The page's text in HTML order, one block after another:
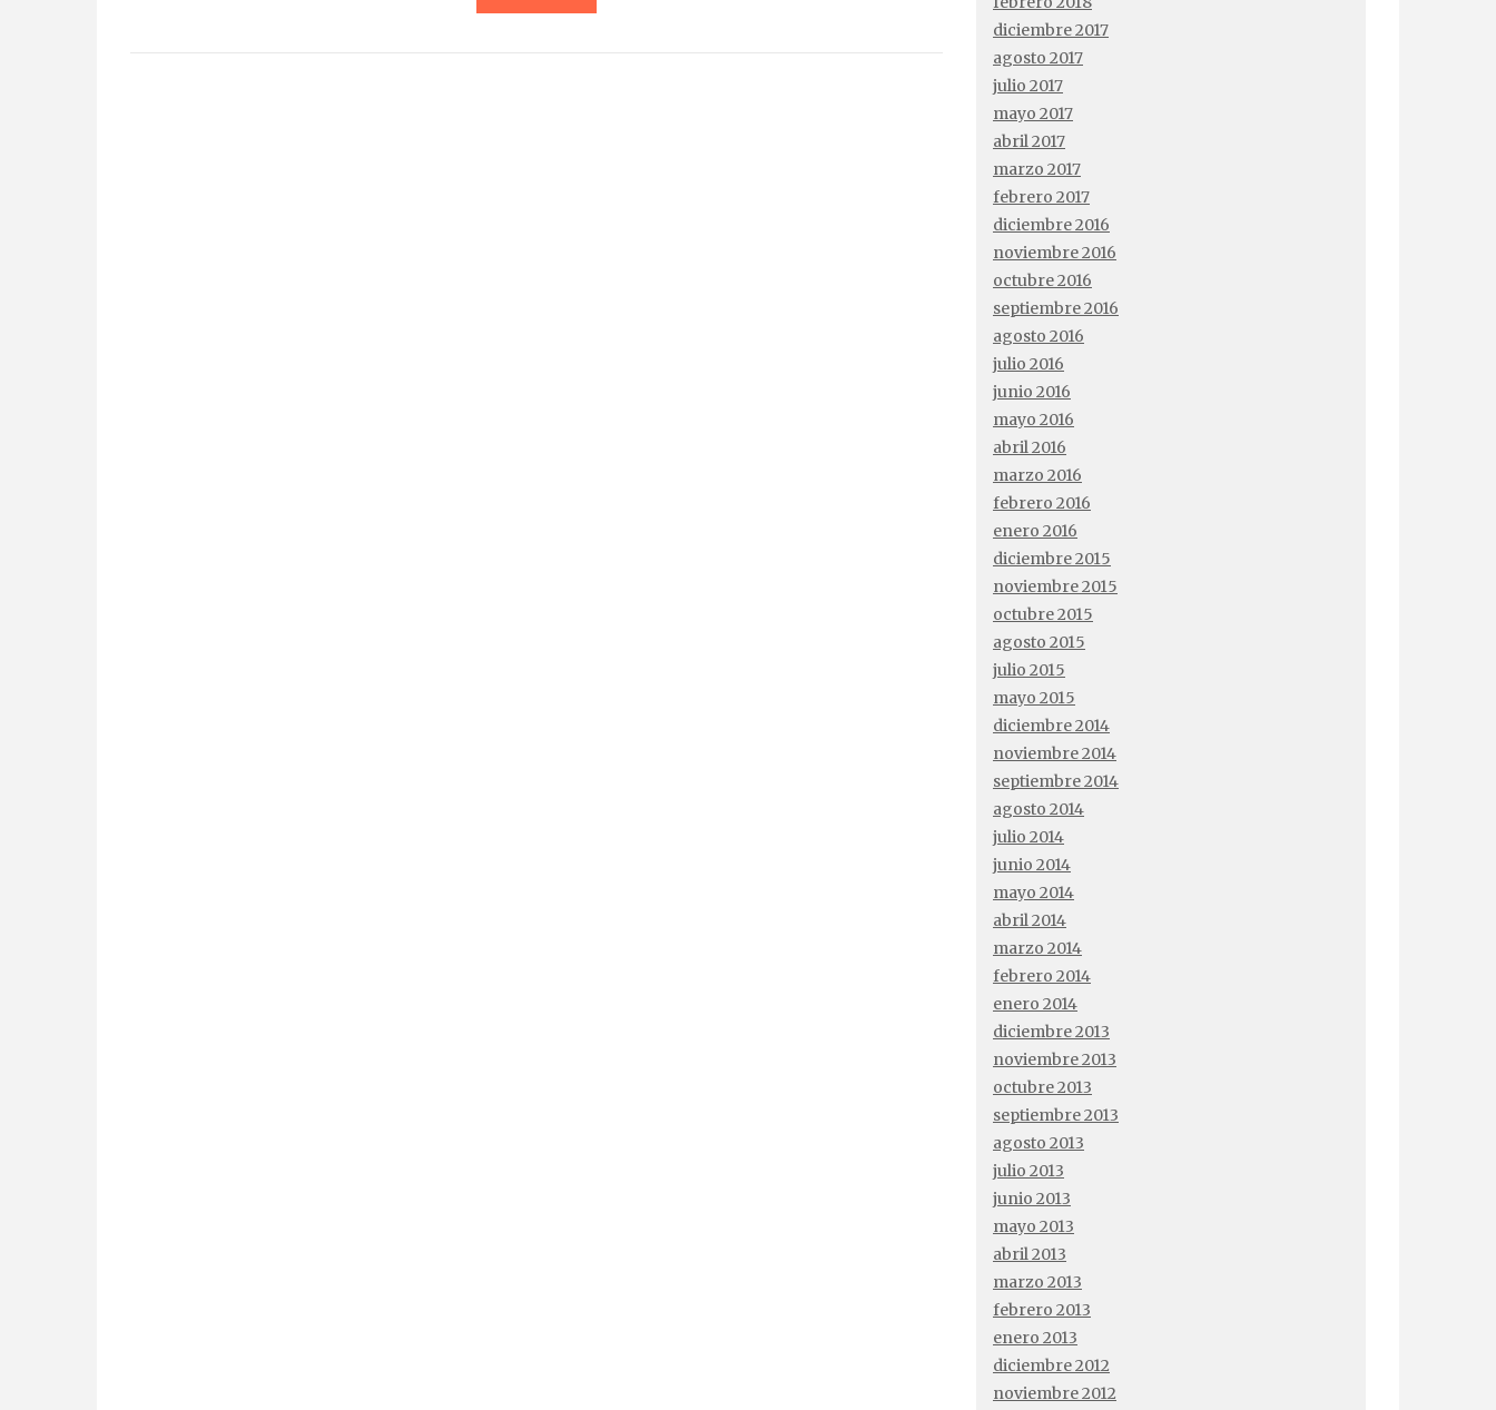
diciembre 2017
agosto 2017
julio 2017
mayo 2017
abril 2017
marzo 2017
febrero 2017
diciembre 2016
noviembre 2016
octubre 2016
septiembre 2016
agosto 2016
julio 2016
junio 2016
mayo 2016
abril 2016
marzo 2016
febrero 2016
enero 2016
diciembre 2015
noviembre 2015
octubre 2015
agosto 2015
julio 2015
mayo 2015
diciembre 2014
noviembre 2014
septiembre 2014
agosto 2014
julio 2014
junio 2014
mayo 2014
abril 2014
marzo 2014
febrero 2014
enero 2014
diciembre 2013
noviembre 2013
octubre 2013
septiembre 2013
agosto 2013
julio 2013
junio 2013
mayo 2013
abril 2013
marzo 2013
febrero 2013
enero 2013
diciembre 2012
noviembre 2012